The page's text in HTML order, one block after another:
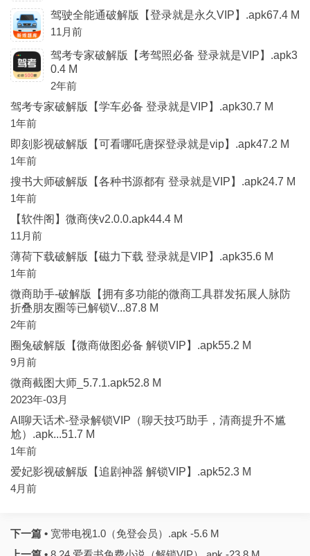
驾驶全能通破解版【登录就是永久VIP】.apk67.4 M
11月前
驾考专家破解版【考驾照必备 登录就是VIP】.apk3
0.4 M
2年前
驾考专家破解版【学车必备 登录就是VIP】.apk30.7 M
1年前
即刻影视破解版【可看哪吒唐探登录就是vip】.apk47.2 M
1年前
搜书大师破解版【各种书源都有 登录就是VIP】.apk24.7 M
1年前
【软件阁】微商侠v2.0.0.apk44.4 M
11月前
薄荷下载破解版【磁力下载 登录就是VIP】.apk35.6 M
1年前
微商助手-破解版【拥有多功能的微商工具群发拓展人脉防
折叠朋友圈等已解锁V...87.8 M
2年前
圈兔破解版【微商做图必备 解锁VIP】.apk55.2 M
9月前
微商截图大师_5.7.1.apk52.8 M
2023年-03月
AI聊天话术-登录解锁VIP（聊天技巧助手，清商提升不尴
尬）.apk...51.7 M
1年前
爱妃影视破解版【追剧神器 解锁VIP】.apk52.3 M
4月前
下一篇 • 宽带电视1.0（免登会员）.apk -5.6 M